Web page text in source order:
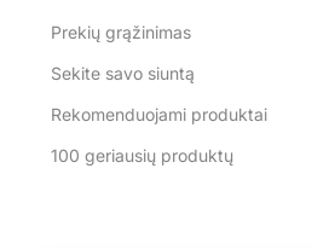
Prekių grąžinimas
Sekite savo siuntą
Rekomenduojami produktai
100 geriausių produktų